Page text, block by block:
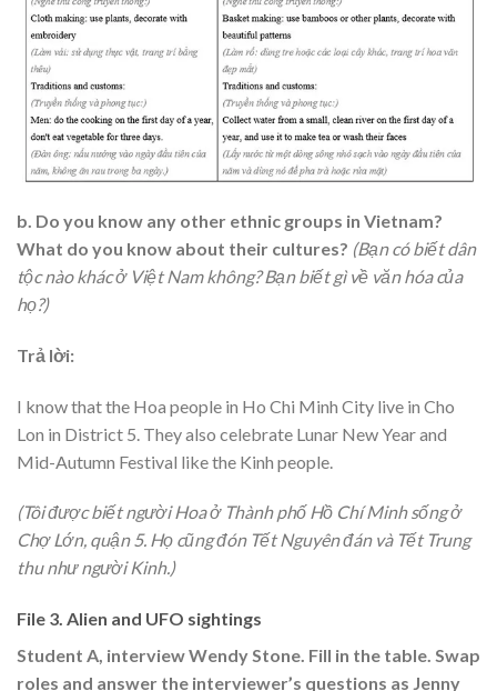
b. Do you know any other ethnic groups in Vietnam?
What do you know about their cultures? (Bạn có biết dân
tộc nào khác ở Việt Nam không? Bạn biết gì về văn hóa của
họ?)
Trả lời:
I know that the Hoa people in Ho Chi Minh City live in Cho
Lon in District 5. They also celebrate Lunar New Year and
Mid-Autumn Festival like the Kinh people.
(Tôi được biết người Hoa ở Thành phố Hồ Chí Minh sống ở
Chợ Lớn, quận 5. Họ cũng đón Tết Nguyên đán và Tết Trung
thu như người Kinh.)
File 3. Alien and UFO sightings
Student A, interview Wendy Stone. Fill in the table. Swap
roles and answer the interviewer’s questions as Jenny